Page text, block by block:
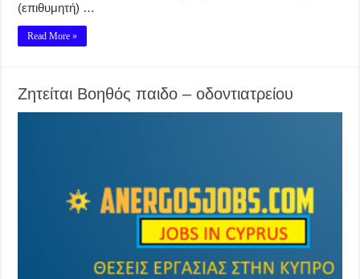
(επιθυμητή) …
Read More »
Ζητείται Βοηθός παιδο – οδοντιατρείου